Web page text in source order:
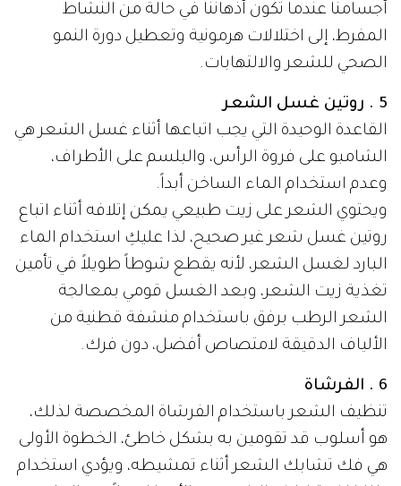
أجسامنا عندما تكون أذهاننا في حالة من النشاط
المفرط، إلى اختلالات هرمونية وتعطيل دورة النمو
الصحي للشعر والالتهابات.
5 . روتين غسل الشعر
القاعدة الوحيدة التي يجب اتباعها أثناء غسل الشعر هي
الشامبو على فروة الرأس، والبلسم على الأطراف،
وعدم استخدام الماء الساخن أبداً.
ويحتوي الشعر على زيت طبيعي يمكن إتلافه أثناء اتباع
روتين غسل شعر غير صحيح، لذا عليكِ استخدام الماء
البارد لغسل الشعر، لأنه يقطع شوطاً طويلاً في تأمين
تغذية زيت الشعر، وبعد الغسل قومي بمعالجة
الشعر الرطب برفق باستخدام منشفة قطنية من
الألياف الدقيقة لامتصاص أفضل، دون فرك.
6 . الفرشاة
تنظيف الشعر باستخدام الفرشاة المخصصة لذلك،
هو أسلوب قد تقومين به بشكل خاطئ، الخطوة الأولى
هي فك تشابك الشعر أثناء تمشيطه، ويؤدي استخدام